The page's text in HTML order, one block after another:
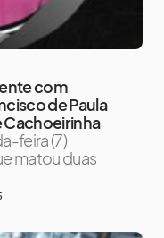
com
de Paula
Cachoeirinha
feira (7)
matou duas